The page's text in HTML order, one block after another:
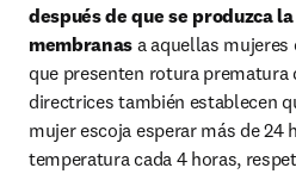
después de que se produzca
membranas a aquellas
que presenten rotura prematura
directrices también establecen
mujer escoja esperar más de 24
temperatura cada 4 horas,